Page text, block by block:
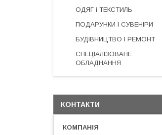
ОДЯГ і ТЕКСТИЛЬ
ПОДАРУНКИ І СУВЕНІРИ
БУДІВНИЦТВО І РЕМОНТ
СПЕЦІАЛІЗОВАНЕ
ОБЛАДНАННЯ
КОНТАКТИ